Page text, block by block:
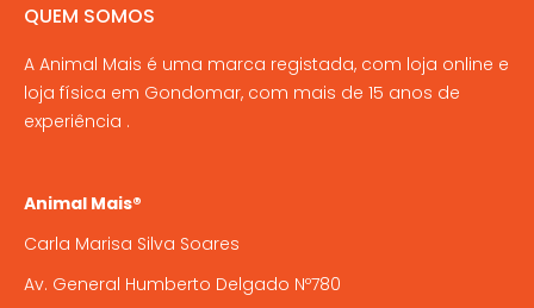
QUEM SOMOS
A Animal Mais é uma marca registada, com loja online e
loja física em Gondomar, com mais de 15 anos de
experiência .
Animal Mais®
Carla Marisa Silva Soares
Av. General Humberto Delgado Nº780